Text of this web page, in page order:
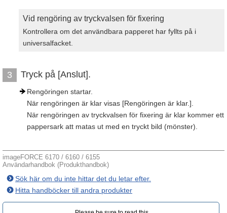
Vid rengöring av tryckvalsen för fixering
Kontrollera om det användbara papperet har fyllts på i
universalfacket.
3 Tryck på [Anslut].
Rengöringen startar.
När rengöringen är klar visas [Rengöringen är klar.].
När rengöringen av tryckvalsen för fixering är klar kommer ett
pappersark att matas ut med en tryckt bild (mönster).
imageFORCE 6170 / 6160 / 6155
Användarhandbok (Produkthandbok)
Sök här om du inte hittar det du letar efter.
Hitta handböcker till andra produkter